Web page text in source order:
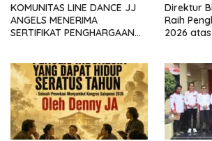
KOMUNITAS LINE DANCE JJ
ANGELS MENERIMA
SERTIFIKAT PENGHARGAAN
Direktur
Raih
2026